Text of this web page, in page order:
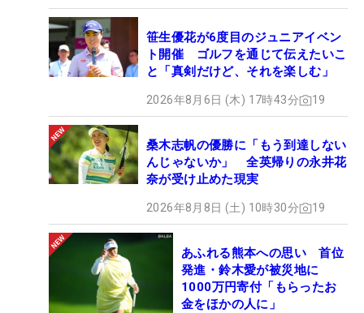
笹生優花が6度目のジュニアイベン
ト開催 ゴルフを通じて伝えたいこ
と「真剣だけど、それを楽しむ」
2026年8月6日 (木) 17時43分 19
桑木志帆の優勝に「もう到達しない
んじゃないか」 全英帰りの永井花
奈が受け止めた現実
2026年8月8日 (土) 10時30分 19
あふれる熊本への思い 首位
発進・鈴木愛が被災地に
1000万円寄付「もらったお
金をほかの人に」